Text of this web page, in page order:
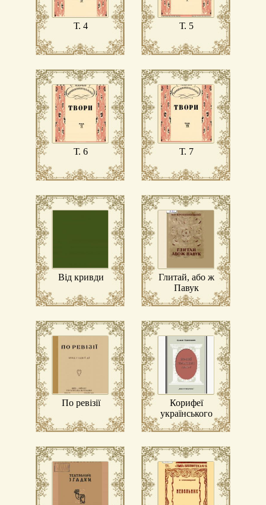
Т. 4 Т. 5
Т. 6 Т. 7
Від кривди
Глитай, або ж
Павук
По ревізії
Корифеї
українського
театру